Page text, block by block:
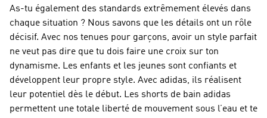
As-tu également des standards extrêmement élevés dans
chaque situation ? Nous savons que les détails ont un rôle
décisif. Avec nos tenues pour garçons, avoir un style parfait
ne veut pas dire que tu dois faire une croix sur ton
dynamisme. Les enfants et les jeunes sont confiants et
développent leur propre style. Avec adidas, ils réalisent
leur potentiel dès le début. Les shorts de bain adidas
permettent une totale liberté de mouvement sous l’eau et te